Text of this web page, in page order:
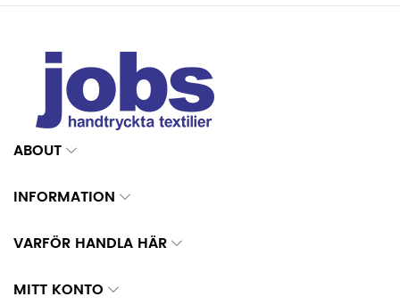
ABOUT
INFORMATION
VARFÖR HANDLA HÄR
MITT KONTO